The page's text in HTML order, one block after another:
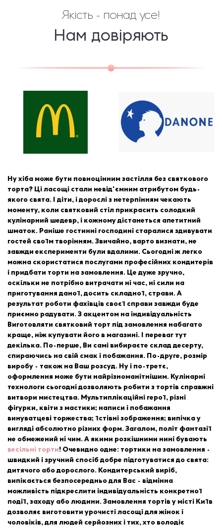
Якість - понад усе!
Нам довіряють
Ну хіба може бути повноцінним застілля без святкового
торта? Ці ласощі стали невід'ємним атрибутом будь-
якого свята. І діти, і дорослі з нетерпінням чекають
моменту, коли святковий стіл прикрасить солодкий
кулінарний шедевр, і кожному дістанеться апетитний
шматок. Раніше гостинні господині старалися здивувати
гостей своїм творінням. Звичайно, варто визнати, не
завжди експерименти були вдалими. Сьогодні ж легко
можна скористатися послугами професійних кондитерів
і придбати торти на замовлення. Це дуже зручно,
оскільки не потрібно витрачати ні час, ні сили на
приготування даної, досить складної, страви. А
результат роботи фахівців своєї справи завжди буде
приємно радувати. З акцентом на індивідуальність
Виготовляти святковий торт під замовлення набагато
краще, ніж купувати його в магазині. І переваг тут
декілька. По-перше, Ви самі вибираєте склад десерту,
спираючись на свій смак і побажання. По-друге, розмір
виробу - також на Ваш розсуд. Ну і по-третє,
оформлення може бути найрізноманітнішим. Кулінарні
технологи сьогодні дозволяють робити з тортів справжні
витвори мистецтва. Мультиплікаційні герої, різні
фігурки, квіти з мастики; написи і побажання
винуватцеві торжества; їстівні зображення; випічка у
вигляді абсолютно різних форм. Загалом, політ фантазії
не обмежений ні чим. А якими розкішними нині бувають
весільні торти! Очевидно одне: тортики на замовлення -
швидкий і зручний спосіб добре підготуватися до свята:
дитячого або дорослого. Кондитерський виріб,
випікається безпосередньо для Вас - відмінна
можливість підкреслити індивідуальність конкретної
події, заходу або людини. Замовлення тортів у місті Київ
дозволяє виготовити урочисті ласощі для жінок і
чоловіків, для людей серйозних і тих, хто володіє